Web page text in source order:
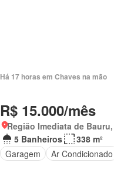
Há 17 horas em Chaves na mão
R$ 15.000/mês
Região Imediata de
5 Banheiros
338 m²
Garagem
Ar Condicionado